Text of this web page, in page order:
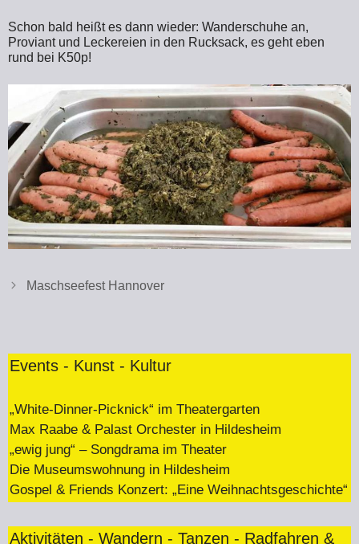
Schon bald heißt es dann wieder: Wanderschuhe an,
Proviant und Leckereien in den Rucksack, es geht eben
rund bei K50p!
Maschseefest Hannover
Events - Kunst - Kultur
„White-Dinner-Picknick“ im Theatergarten
Max Raabe & Palast Orchester in Hildesheim
„ewig jung“ – Songdrama im Theater
Die Museumswohnung in Hildesheim
Gospel & Friends Konzert: „Eine Weihnachtsgeschichte“
Aktivitäten - Wandern - Tanzen - Radfahren &